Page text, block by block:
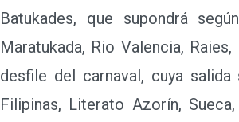
Batukades, que supondrá
Maratukada, Rio Valencia,
desfile del carnaval, cuya
Filipinas, Literato Azorín,